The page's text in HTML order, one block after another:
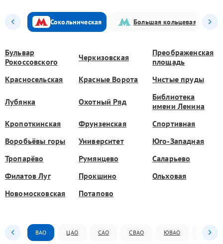
Сокольническая Большая кольцевая
Бульвар
Рокоссовского
Черкизовская
Преображенская
площадь
Красносельская
Красные Ворота Чистые пруды
Лубянка Охотный Ряд
Библиотека
имени Ленина
Кропоткинская
Фрунзенская
Спортивная
Воробьёвы горы
Университет
Юго-Западная
Тропарёво
Румянцево
Саларьево
Филатов Луг
Прокшино
Ольховая
Новомосковская
Потапово
ВАО ЦАО САО СВАО ЮВАО ЮАО